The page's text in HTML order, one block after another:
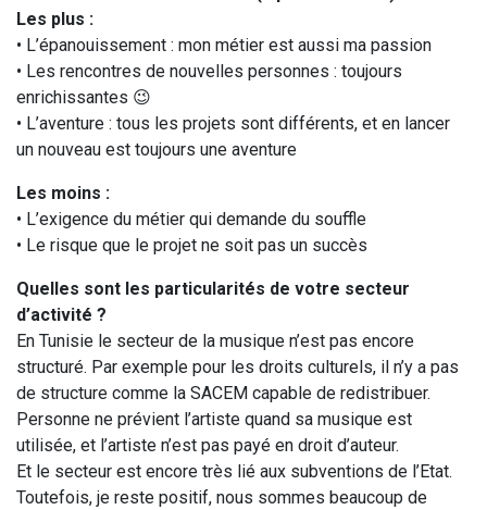
Les plus :
• L’épanouissement : mon métier est aussi ma passion
• Les rencontres de nouvelles personnes : toujours
enrichissantes 😉
• L’aventure : tous les projets sont différents, et en lancer
un nouveau est toujours une aventure
Les moins :
• L’exigence du métier qui demande du souffle
• Le risque que le projet ne soit pas un succès
Quelles sont les particularités de votre secteur
d’activité ?
En Tunisie le secteur de la musique n’est pas encore
structuré. Par exemple pour les droits culturels, il n’y a pas
de structure comme la SACEM capable de redistribuer.
Personne ne prévient l’artiste quand sa musique est
utilisée, et l’artiste n’est pas payé en droit d’auteur.
Et le secteur est encore très lié aux subventions de l’Etat.
Toutefois, je reste positif, nous sommes beaucoup de